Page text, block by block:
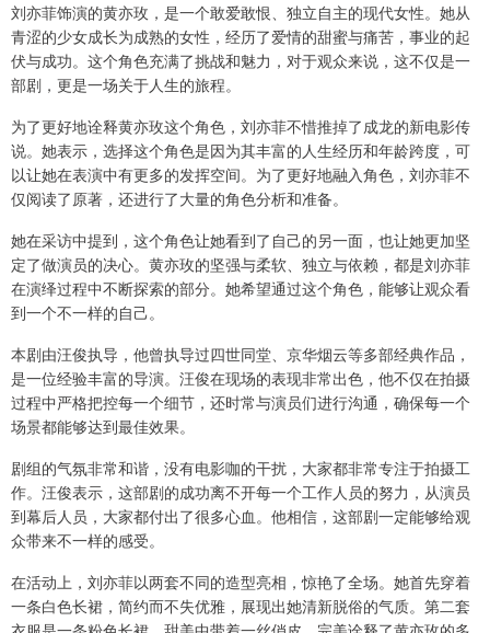
刘亦菲饰演的黄亦玫，是一个敢爱敢恨、独立自主的现代女性。她从
青涩的少女成长为成熟的女性，经历了爱情的甜蜜与痛苦，事业的起
伏与成功。这个角色充满了挑战和魅力，对于观众来说，这不仅是一
部剧，更是一场关于人生的旅程。
为了更好地诠释黄亦玫这个角色，刘亦菲不惜推掉了成龙的新电影传
说。她表示，选择这个角色是因为其丰富的人生经历和年龄跨度，可
以让她在表演中有更多的发挥空间。为了更好地融入角色，刘亦菲不
仅阅读了原著，还进行了大量的角色分析和准备。
她在采访中提到，这个角色让她看到了自己的另一面，也让她更加坚
定了做演员的决心。黄亦玫的坚强与柔软、独立与依赖，都是刘亦菲
在演绎过程中不断探索的部分。她希望通过这个角色，能够让观众看
到一个不一样的自己。
本剧由汪俊执导，他曾执导过四世同堂、京华烟云等多部经典作品，
是一位经验丰富的导演。汪俊在现场的表现非常出色，他不仅在拍摄
过程中严格把控每一个细节，还时常与演员们进行沟通，确保每一个
场景都能够达到最佳效果。
剧组的气氛非常和谐，没有电影咖的干扰，大家都非常专注于拍摄工
作。汪俊表示，这部剧的成功离不开每一个工作人员的努力，从演员
到幕后人员，大家都付出了很多心血。他相信，这部剧一定能够给观
众带来不一样的感受。
在活动上，刘亦菲以两套不同的造型亮相，惊艳了全场。她首先穿着
一条白色长裙，简约而不失优雅，展现出她清新脱俗的气质。第二套